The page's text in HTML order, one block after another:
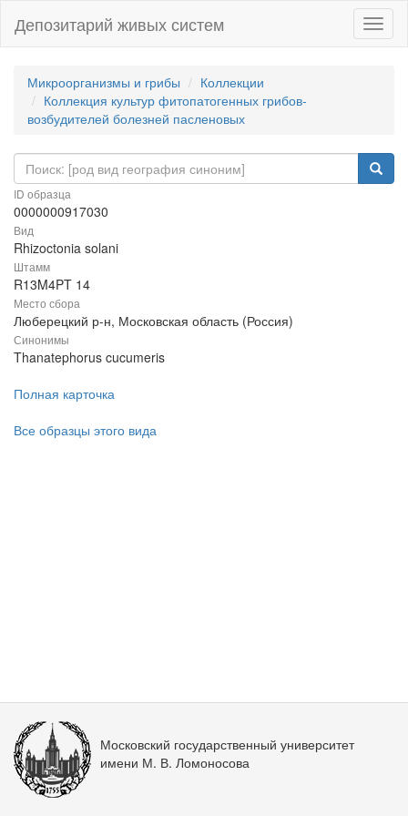
Депозитарий живых систем
Микроорганизмы и грибы
Коллекции
Коллекция культур фитопатогенных грибов-
возбудителей болезней пасленовых
ID образца
0000000917030
Вид
Rhizoctonia solani
Штамм
R13M4PT 14
Место сбора
Люберецкий р-н, Московская область (Россия)
Синонимы
Thanatephorus cucumeris
Полная карточка
Все образцы этого вида
Московский государственный университет
имени М. В. Ломоносова